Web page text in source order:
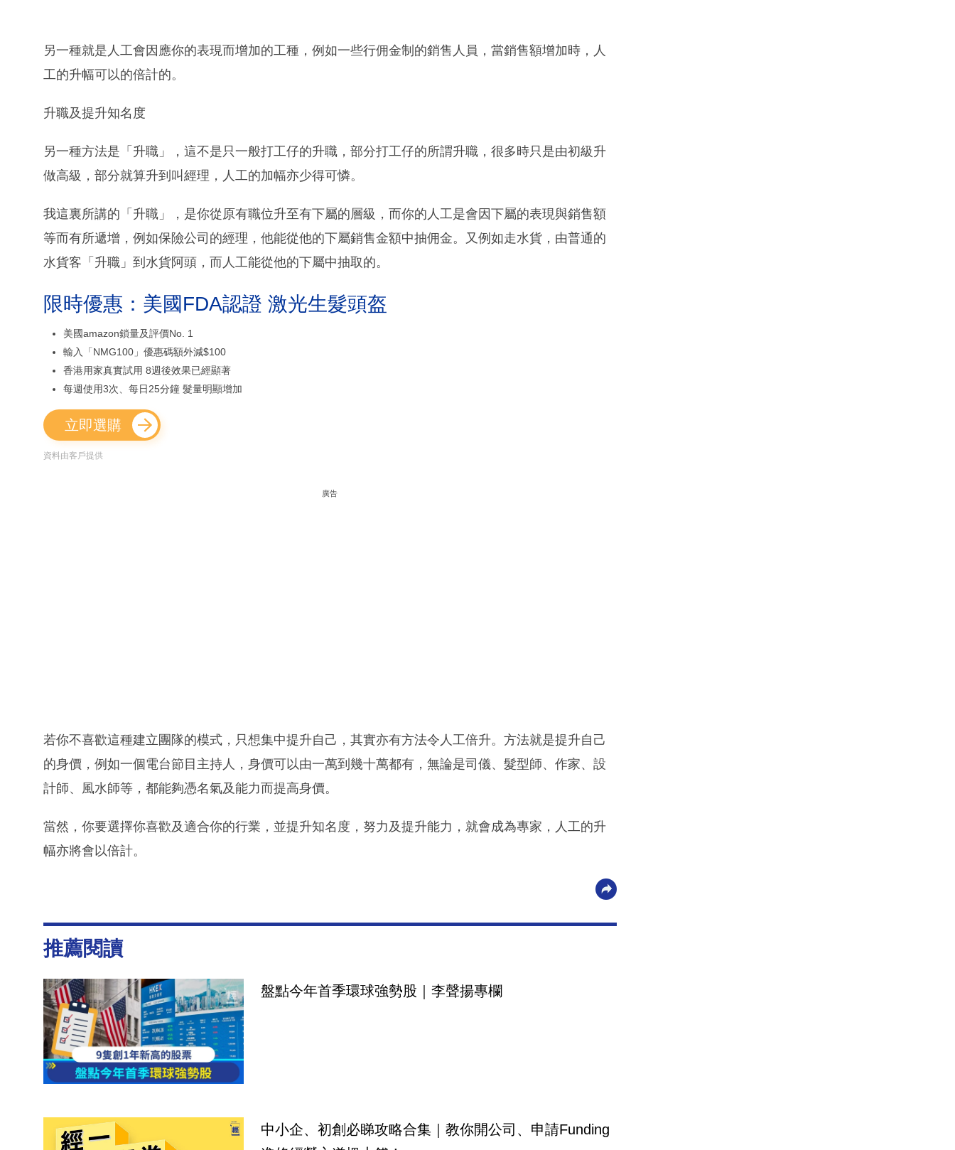
另一種就是人工會因應你的表現而增加的工種，例如一些行佣金制的銷售人員，當銷售額增加時，人
工的升幅可以的倍計的。
升職及提升知名度
另一種方法是「升職」，這不是只一般打工仔的升職，部分打工仔的所謂升職，很多時只是由初級升
做高級，部分就算升到叫經理，人工的加幅亦少得可憐。
我這裏所講的「升職」，是你從原有職位升至有下屬的層級，而你的人工是會因下屬的表現與銷售額
等而有所遞增，例如保險公司的經理，他能從他的下屬銷售金額中抽佣金。又例如走水貨，由普通的
水貨客「升職」到水貨阿頭，而人工能從他的下屬中抽取的。
限時優惠：美國FDA認證 激光生髮頭盔
美國amazon鎖量及評價No. 1
輸入「NMG100」優惠碼額外減$100
香港用家真實試用 8週後效果已經顯著
每週使用3次、每日25分鐘 髮量明顯增加
立即選購
資料由客戶提供
廣告
若你不喜歡這種建立團隊的模式，只想集中提升自己，其實亦有方法令人工倍升。方法就是提升自己
的身價，例如一個電台節目主持人，身價可以由一萬到幾十萬都有，無論是司儀、髮型師、作家、設
計師、風水師等，都能夠憑名氣及能力而提高身價。
當然，你要選擇你喜歡及適合你的行業，並提升知名度，努力及提升能力，就會成為專家，人工的升
幅亦將會以倍計。
推薦閱讀
盤點今年首季環球強勢股｜李聲揚專欄
中小企、初創必睇攻略合集｜教你開公司、申請Funding